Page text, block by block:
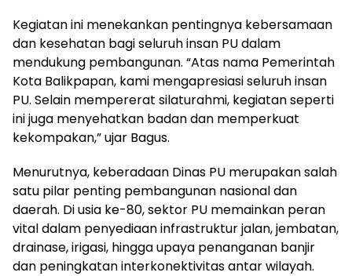
Kegiatan ini menekankan pentingnya kebersamaan
dan kesehatan bagi seluruh insan PU dalam
mendukung pembangunan. “Atas nama Pemerintah
Kota Balikpapan, kami mengapresiasi seluruh insan
PU. Selain mempererat silaturahmi, kegiatan seperti
ini juga menyehatkan badan dan memperkuat
kekompakan,” ujar Bagus.
Menurutnya, keberadaan Dinas PU merupakan salah
satu pilar penting pembangunan nasional dan
daerah. Di usia ke-80, sektor PU memainkan peran
vital dalam penyediaan infrastruktur jalan, jembatan,
drainase, irigasi, hingga upaya penanganan banjir
dan peningkatan interkonektivitas antar wilayah.